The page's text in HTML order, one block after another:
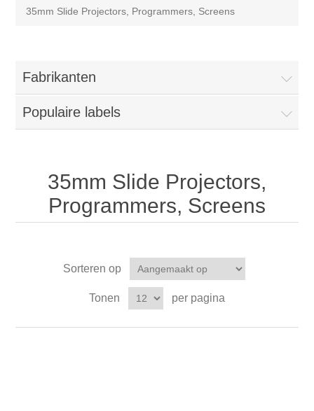
35mm Slide Projectors, Programmers, Screens
Fabrikanten
Populaire labels
35mm Slide Projectors,
Programmers, Screens
Sorteren op
Tonen per pagina